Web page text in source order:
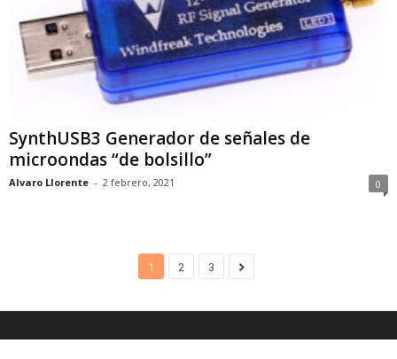
SynthUSB3 Generador de señales de
microondas “de bolsillo”
Alvaro Llorente - 2 febrero, 2021 0
1 2 3